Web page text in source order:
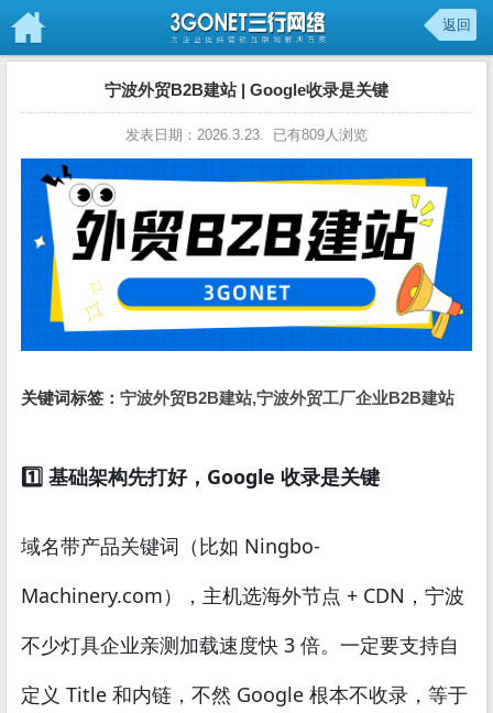
返回
宁波外贸B2B建站 | Google收录是关键
发表日期：2026.3.23. 已有809人浏览
关键词标签： 宁波外贸B2B建站,宁波外贸工厂企业B2B建站
1️⃣ 基础架构先打好，Google 收录是关键
域名带产品关键词（比如 Ningbo-
Machinery.com），主机选海外节点 + CDN，宁波
不少灯具企业亲测加载速度快 3 倍。一定要支持自
定义 Title 和内链，不然 Google 根本不收录，等于